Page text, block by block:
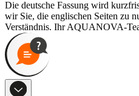
Die deutsche Fassung wird
wir Sie, die englischen Seiten zu
Verständnis. Ihr AQUANOVA-